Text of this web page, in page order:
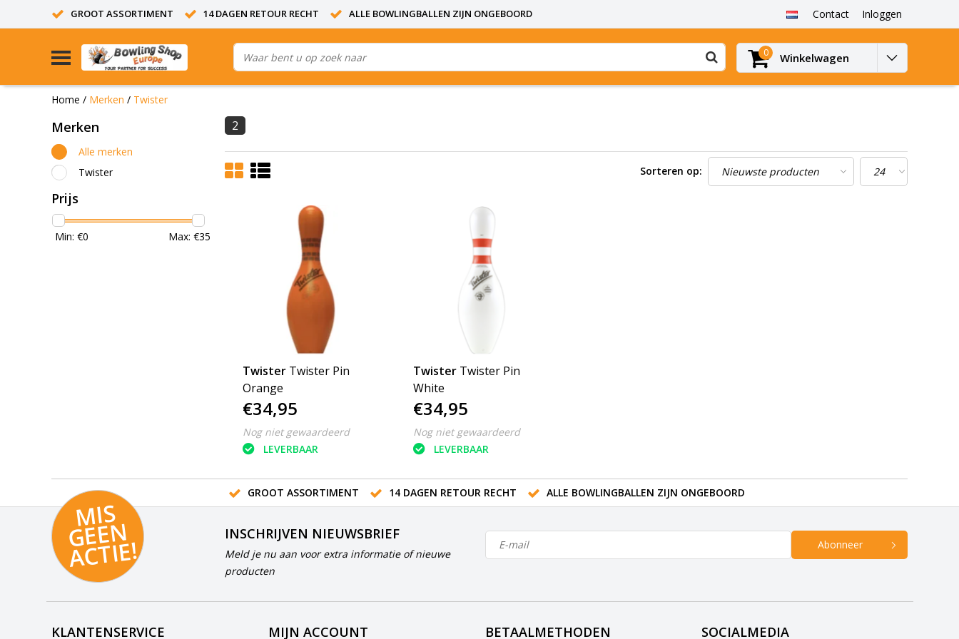
GROOT ASSORTIMENT 14 DAGEN RETOUR RECHT ALLE BOWLINGBALLEN ZIJN ONGEBOORD Contact Inloggen
0 Winkelwagen
Home / Merken / Twister
Merken
Alle merken
Twister
Prijs
Min: €0 Max: €35
2
Sorteren op:
Twister Twister Pin
Orange
€34,95
Nog niet gewaardeerd
LEVERBAAR
Twister Twister Pin
White
€34,95
Nog niet gewaardeerd
LEVERBAAR
GROOT ASSORTIMENT 14 DAGEN RETOUR RECHT ALLE BOWLINGBALLEN ZIJN ONGEBOORD
MI
S
G
E
E
N
A
C
TI
E!
INSCHRIJVEN NIEUWSBRIEF
Meld je nu aan voor extra informatie of nieuwe
producten
Abonneer
KLANTENSERVICE MIJN ACCOUNT BETAALMETHODEN SOCIALMEDIA